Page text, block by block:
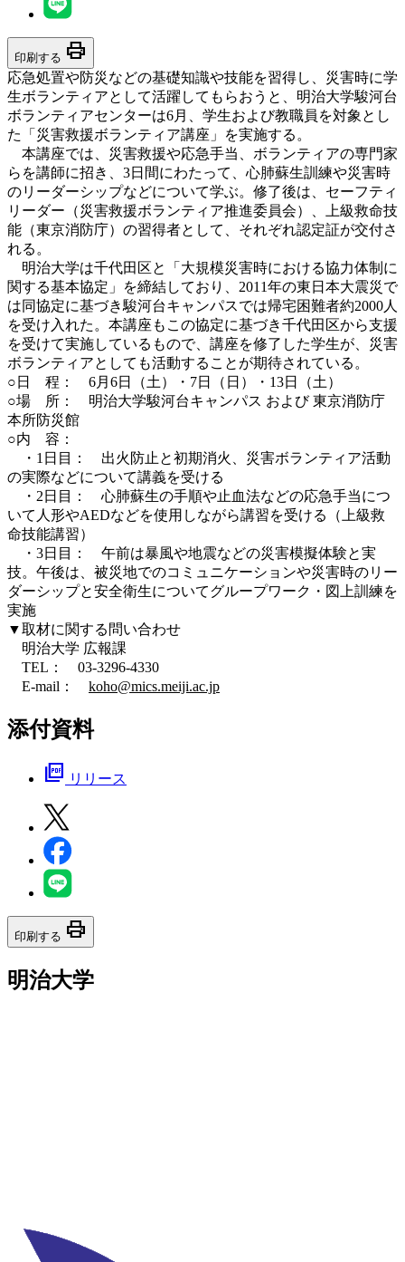
印刷する print
応急処置や防災などの基礎知識や技能を習得し、災害時に学
生ボランティアとして活躍してもらおうと、明治大学駿河台
ボランティアセンターは6月、学生および教職員を対象とし
た「災害救援ボランティア講座」を実施する。
本講座では、災害救援や応急手当、ボランティアの専門家
らを講師に招き、3日間にわたって、心肺蘇生訓練や災害時
のリーダーシップなどについて学ぶ。修了後は、セーフティ
リーダー（災害救援ボランティア推進委員会）、上級救命技
能（東京消防庁）の習得者として、それぞれ認定証が交付さ
れる。
明治大学は千代田区と「大規模災害時における協力体制に
関する基本協定」を締結しており、2011年の東日本大震災で
は同協定に基づき駿河台キャンパスでは帰宅困難者約2000人
を受け入れた。本講座もこの協定に基づき千代田区から支援
を受けて実施しているもので、講座を修了した学生が、災害
ボランティアとしても活動することが期待されている。
○日 程： 6月6日（土）・7日（日）・13日（土）
○場 所： 明治大学駿河台キャンパス および 東京消防庁
本所防災館
○内 容：
・1日目： 出火防止と初期消火、災害ボランティア活動
の実際などについて講義を受ける
・2日目： 心肺蘇生の手順や止血法などの応急手当につ
いて人形やAEDなどを使用しながら講習を受ける（上級救
命技能講習）
・3日目： 午前は暴風や地震などの災害模擬体験と実
技。午後は、被災地でのコミュニケーションや災害時のリー
ダーシップと安全衛生についてグループワーク・図上訓練を
実施
▼取材に関する問い合わせ
明治大学 広報課
TEL： 03‐3296‐4330
E-mail： koho@mics.meiji.ac.jp
添付資料
picture_as_pdf リリース
印刷する print
明治大学